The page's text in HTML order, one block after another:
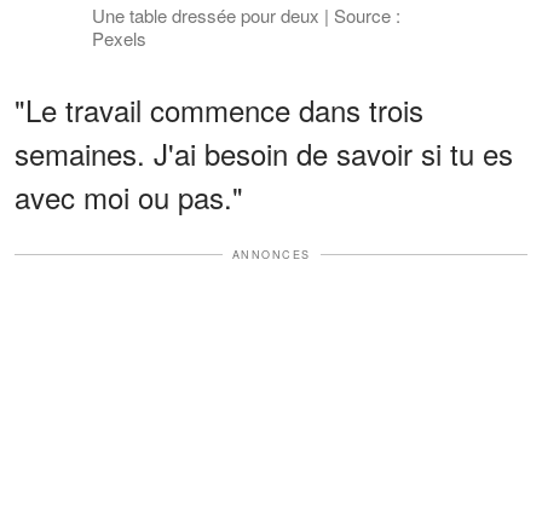
Une table dressée pour deux | Source :
Pexels
"Le travail commence dans trois
semaines. J'ai besoin de savoir si tu es
avec moi ou pas."
ANNONCES